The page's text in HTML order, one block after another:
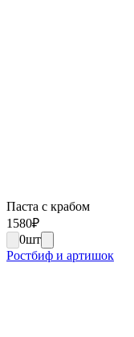
Паста с крабом
1580₽
0шт
Ростбиф и артишок